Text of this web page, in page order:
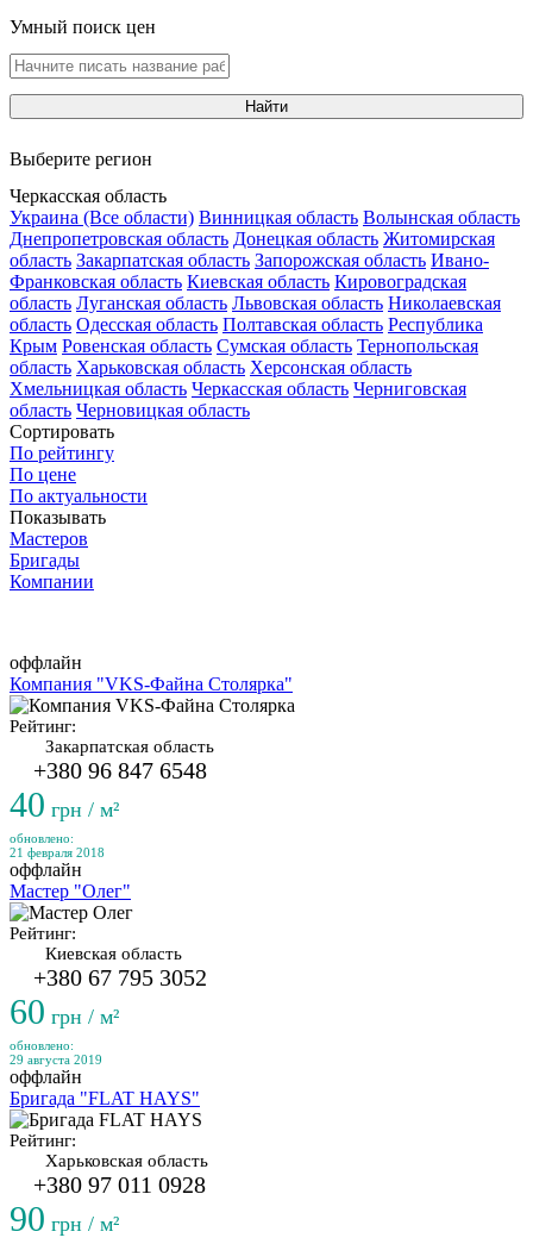
Умный поиск цен
Найти
Выберите регион
Черкасская область
Украина (Все области) Винницкая область Волынская область
Днепропетровская область Донецкая область Житомирская
область Закарпатская область Запорожская область Ивано-
Франковская область Киевская область Кировоградская
область Луганская область Львовская область Николаевская
область Одесская область Полтавская область Республика
Крым Ровенская область Сумская область Тернопольская
область Харьковская область Херсонская область
Хмельницкая область Черкасская область Черниговская
область Черновицкая область
Сортировать
По рейтингу
По цене
По актуальности
Показывать
Мастеров
Бригады
Компании
оффлайн
Компания "VKS-Файна Столярка"
Рейтинг:
Закарпатская область
+380 96 847 6548
40 грн / м²
обновлено:
21 февраля 2018
оффлайн
Мастер "Олег"
Рейтинг:
Киевская область
+380 67 795 3052
60 грн / м²
обновлено:
29 августа 2019
оффлайн
Бригада "FLAT HAYS"
Рейтинг:
Харьковская область
+380 97 011 0928
90 грн / м²